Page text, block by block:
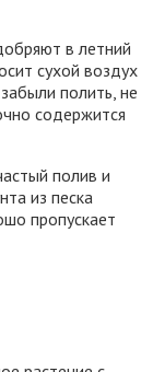
в летний
сухой воздух
полить, не
содержится
полив и
из песка
пропускает